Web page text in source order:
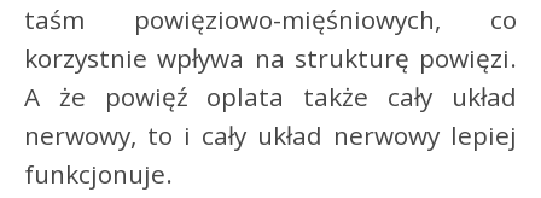
taśm powięziowo-mięśniowych, co
korzystnie wpływa na strukturę powięzi.
A że powięź oplata także cały układ
nerwowy, to i cały układ nerwowy lepiej
funkcjonuje.